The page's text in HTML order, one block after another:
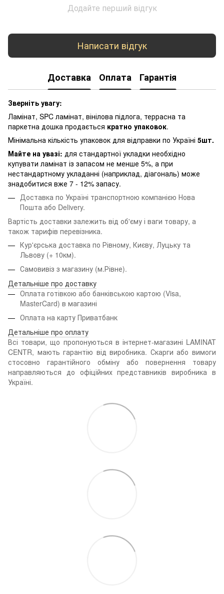
Додайте перший відгук
Написати відгук
Доставка Оплата Гарантія
Зверніть увагу:
Ламінат, SPC ламінат, вінілова підлога, террасна та
паркетна дошка продається кратно упаковок.
Мінімальна кількість упаковок для відправки по Україні 5шт.
Майте на увазі: для стандартної укладки необхідно
купувати ламінат із запасом не менше 5%, а при
нестандартному укладанні (наприклад, діагональ) може
знадобитися вже 7 - 12% запасу.
Доставка по Україні транспортною компанією Нова
Пошта або Delivery.
Вартість доставки залежить від об'єму і ваги товару, а
також тарифів перевізника.
Кур'єрська доставка по Рівному, Києву, Луцьку та
Львову (+ 10км).
Самовивіз з магазину (м.Рівне).
Детальніше про доставку
Оплата готівкою або банківською картою (Visa,
MasterCard) в магазині
Оплата на карту Приватбанк
Детальніше про оплату
Всі товари, що пропонуються в інтернет-магазині LAMINAT
CENTR, мають гарантію від виробника. Скарги або вимоги
стосовно гарантійного обміну або повернення товару
направляються до офіційних представників виробника в
Україні.